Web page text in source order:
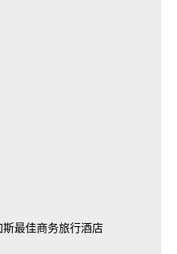
最佳商务旅行酒店